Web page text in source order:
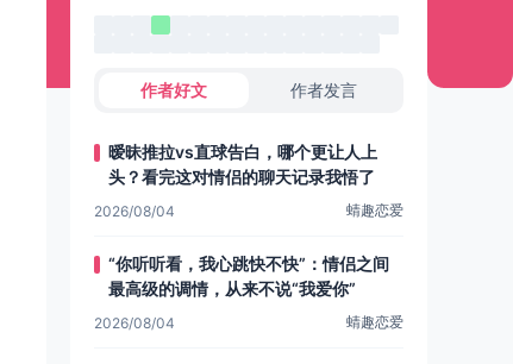
作者好文 作者发言
暧昧推拉vs直球告白，哪个更让人上
头？看完这对情侣的聊天记录我悟了
2026/08/04 蜻趣恋爱
“你听听看，我心跳快不快”：情侣之间
最高级的调情，从来不说“我爱你”
2026/08/04 蜻趣恋爱